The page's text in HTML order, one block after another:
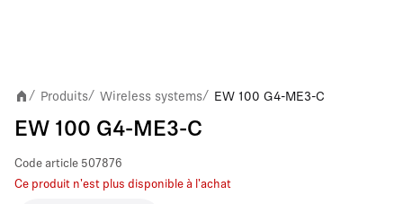
/ Produits/ Wireless systems/ EW 100 G4-ME3-C
EW 100 G4-ME3-C
Code article 507876
Ce produit n'est plus disponible à l'achat